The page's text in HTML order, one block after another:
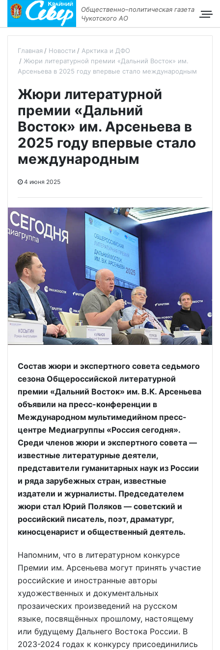
Общественно–политическая газета
Чукотского АО
Главная Новости
Арктика и ДФО
Жюри литературной премии «Дальний Восток» им.
Арсеньева в 2025 году впервые стало международным
Жюри литературной
премии «Дальний
Восток» им. Арсеньева в
2025 году впервые стало
международным
4 июня 2025
Состав жюри и экспертного совета седьмого
сезона Общероссийской литературной
премии «Дальний Восток» им. В.К. Арсеньева
объявили на пресс-конференции в
Международном мультимедийном пресс-
центре Медиагруппы «Россия сегодня».
Среди членов жюри и экспертного совета —
известные литературные деятели,
представители гуманитарных наук из России
и ряда зарубежных стран, известные
издатели и журналисты. Председателем
жюри стал Юрий Поляков — советский и
российский писатель, поэт, драматург,
киносценарист и общественный деятель.
Напомним, что в литературном конкурсе
Премии им. Арсеньева могут принять участие
российские и иностранные авторы
художественных и документальных
прозаических произведений на русском
языке, посвящённых прошлому, настоящему
или будущему Дальнего Востока России. В
2023-2024 годах к конкурсу присоединились